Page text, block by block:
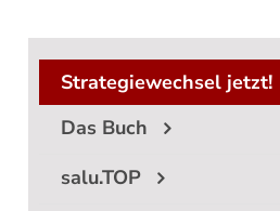
Strategiewechsel jetzt!
Das Buch
salu.TOP